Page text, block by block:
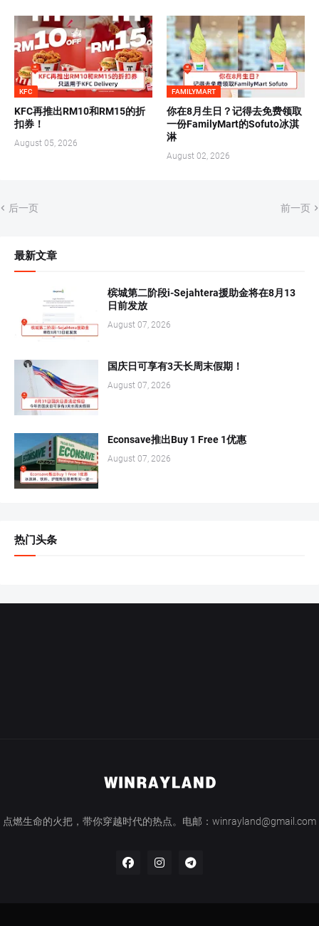
KFC
KFC再推出RM10和RM15的折
扣券！
August 05, 2026
FAMILYMART
你在8月生日？记得去免费领取
一份FamilyMart的Sofuto冰淇
淋
August 02, 2026
后一页 前一页
最新文章
槟城第二阶段i-Sejahtera援助金将在8月13
日前发放
August 07, 2026
国庆日可享有3天长周末假期！
August 07, 2026
Econsave推出Buy 1 Free 1优惠
August 07, 2026
热门头条
点燃生命的火把，带你穿越时代的热点。电邮：winrayland@gmail.com